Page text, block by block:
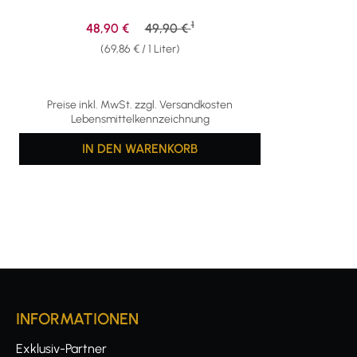
Preise inkl. MwSt. zzgl. Versandkosten
Lebensmittelkennzeichnung
(69,86 € / 1 Liter)
Verkaufspreis:
48,90 € Regulärer Preis:
49,90 € 1
IN DEN WARENKORB
INFORMATIONEN
Exklusiv-Partner